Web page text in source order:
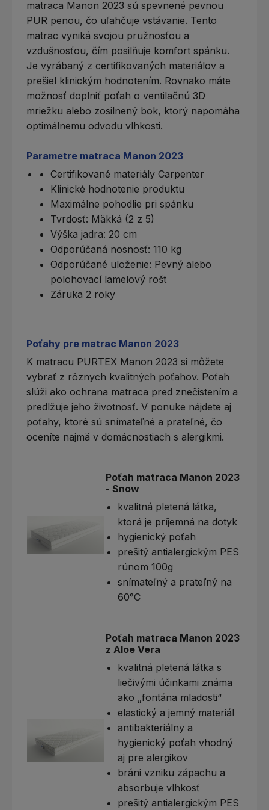
matraca Manon 2023 sú spevnené pevnou
PUR penou, čo uľahčuje vstávanie. Tento
matrac vyniká svojou pružnosťou a
vzdušnosťou, čím posilňuje komfort spánku.
Je vyrábaný z certifikovaných materiálov a
prešiel klinickým hodnotením. Rovnako máte
možnosť doplniť poťah o ventilačnú 3D
mriežku alebo zosilnený bok, ktorý napomáha
optimálnemu odvodu vlhkosti.
Parametre matraca Manon 2023
Certifikované materiály Carpenter
Klinické hodnotenie produktu
Maximálne pohodlie pri spánku
Tvrdosť: Mäkká (2 z 5)
Výška jadra: 20 cm
Odporúčaná nosnosť: 110 kg
Odporúčané uloženie: Pevný alebo
polohovací lamelový rošt
Záruka 2 roky
Poťahy pre matrac Manon 2023
K matracu PURTEX Manon 2023 si môžete
vybrať z rôznych kvalitných poťahov. Poťah
slúži ako ochrana matraca pred znečistením a
predlžuje jeho životnosť. V ponuke nájdete aj
poťahy, ktoré sú snímateľné a prateľné, čo
oceníte najmä v domácnostiach s alergikmi.
Poťah matraca Manon 2023
- Snow
kvalitná pletená látka,
ktorá je príjemná na dotyk
hygienický poťah
prešitý antialergickým PES
rúnom 100g
snímateľný a prateľný na
60°C
Poťah matraca Manon 2023
z Aloe Vera
kvalitná pletená látka s
liečivými účinkami známa
ako „fontána mladosti“
elastický a jemný materiál
antibakteriálny a
hygienický poťah vhodný
aj pre alergikov
bráni vzniku zápachu a
absorbuje vlhkosť
prešitý antialergickým PES